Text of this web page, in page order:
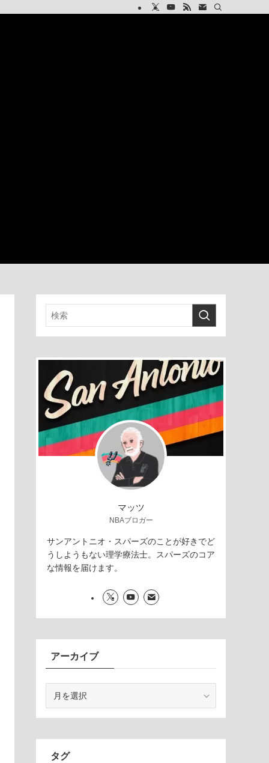
マッツ
NBAブロガー
サンアントニオ・スパーズのことが好きでど
うしようもない理学療法士。スパーズのコア
な情報を届けます。
アーカイブ
ブ
タグ